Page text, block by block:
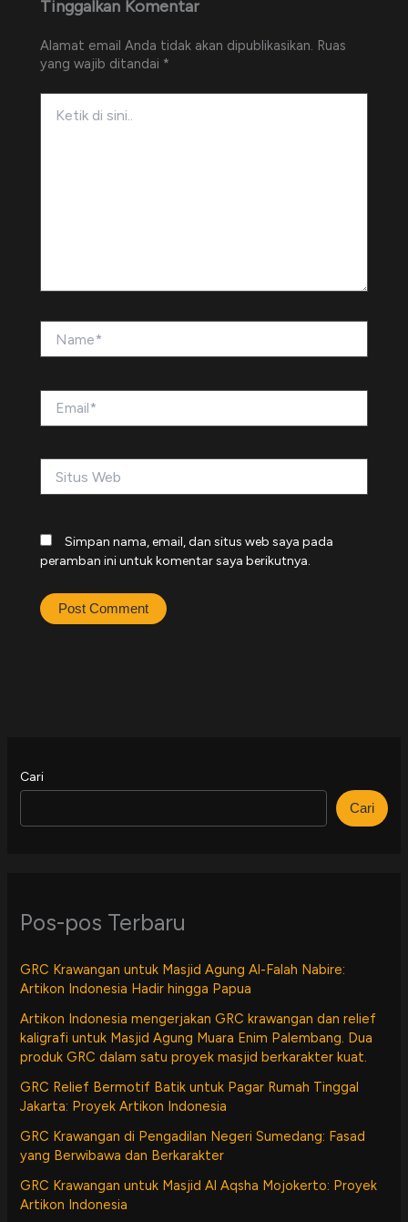
Tinggalkan Komentar
Alamat email Anda tidak akan dipublikasikan. Ruas
yang wajib ditandai *
Web
Simpan nama, email, dan situs web saya pada
peramban ini untuk komentar saya berikutnya.
Cari
Cari
Pos-pos Terbaru
GRC Krawangan untuk Masjid Agung Al-Falah Nabire:
Artikon Indonesia Hadir hingga Papua
Artikon Indonesia mengerjakan GRC krawangan dan relief
kaligrafi untuk Masjid Agung Muara Enim Palembang. Dua
produk GRC dalam satu proyek masjid berkarakter kuat.
GRC Relief Bermotif Batik untuk Pagar Rumah Tinggal
Jakarta: Proyek Artikon Indonesia
GRC Krawangan di Pengadilan Negeri Sumedang: Fasad
yang Berwibawa dan Berkarakter
GRC Krawangan untuk Masjid Al Aqsha Mojokerto: Proyek
Artikon Indonesia